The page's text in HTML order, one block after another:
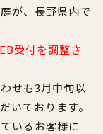
が、長野県内で
受付を調整さ
せも3月中旬以
いております。
いるお客様に